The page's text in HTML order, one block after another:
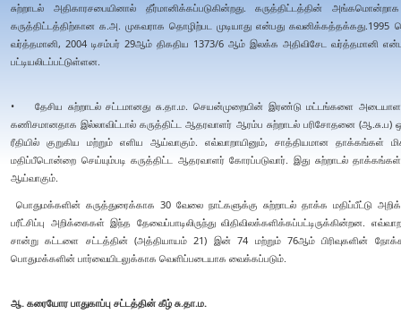
சுற்றாடல் அதிகாரசபையினால் தீர்மானிக்கப்படுகின்றது. கருத்திட்டத்தின்
கருத்திட்டத்திற்கான க.அ. முகவராக தொழிற்பட முடியாது என்பது
வர்த்தமானி, 2004 டிசம்பர் 29ஆம் திகதிய 1373/6 ஆம் இலக்க அதிவிசேட வர்த்தமானி
பட்டியலிடப்பட்டுள்ளன.
• தேசிய சுற்றாடல் சட்டமானது சு.தா.ம. செயன்முறையின் இரண்டு மட்டங்களை
கணிசமானதாக இல்லாவிட்டால் கருத்திட்ட ஆதரவாளர் ஆரம்ப சுற்றாடல் பரிசோதனை (ஆ.சு.ப)
ரீதியில் குறுகிய மற்றும் எளிய ஆய்வாகும். எவ்வாறாயினும், சாத்தியமான தாக்கங்கள்
மதிப்பீடொன்றை செய்யும்படி கருத்திட்ட ஆதரவாளர் கோரப்படுவார். இது சுற்றாடல் தாக்கங்கள்
ஆய்வாகும்.
பொதுமக்களின் கருத்துரைக்காக 30 வேலை நாட்களுக்கு சுற்றாடல் தாக்க மதிப்பீட்டு
பரீட்சிப்பு அறிக்கைகள் இந்த தேவைப்பாடிலிருந்து விதிவிலக்களிக்கப்பட்டிருக்கின்றன.
சான்று கட்டளை சட்டத்தின் (அத்தியாயம் 21) இன் 74 மற்றும் 76ஆம் பிரிவுகளின்
பொதுமக்களின் பார்வையிடலுக்காக வெளிப்படையாக வைக்கப்படும்.
ஆ. கரையோர பாதுகாப்பு சட்டத்தின் கீழ் சு.தா.ம.